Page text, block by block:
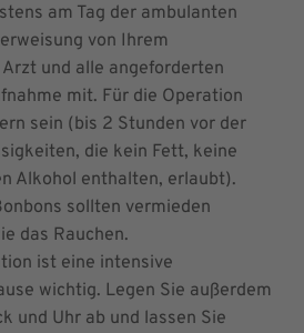
am Tag der ambulanten
von Ihrem
und alle angeforderten
mit. Für die Operation
sein (bis 2 Stunden vor der
die kein Fett, keine
Alkohol enthalten, erlaubt).
sollten vermieden
das Rauchen.
ist eine intensive
wichtig. Legen Sie außerdem
und Uhr ab und lassen Sie